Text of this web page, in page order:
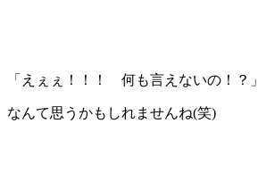
「えぇぇ！！！ 何も言えないの！？」
なんて思うかもしれませんね(笑)